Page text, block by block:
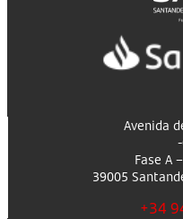
Avenida
Fase A
39005
+34